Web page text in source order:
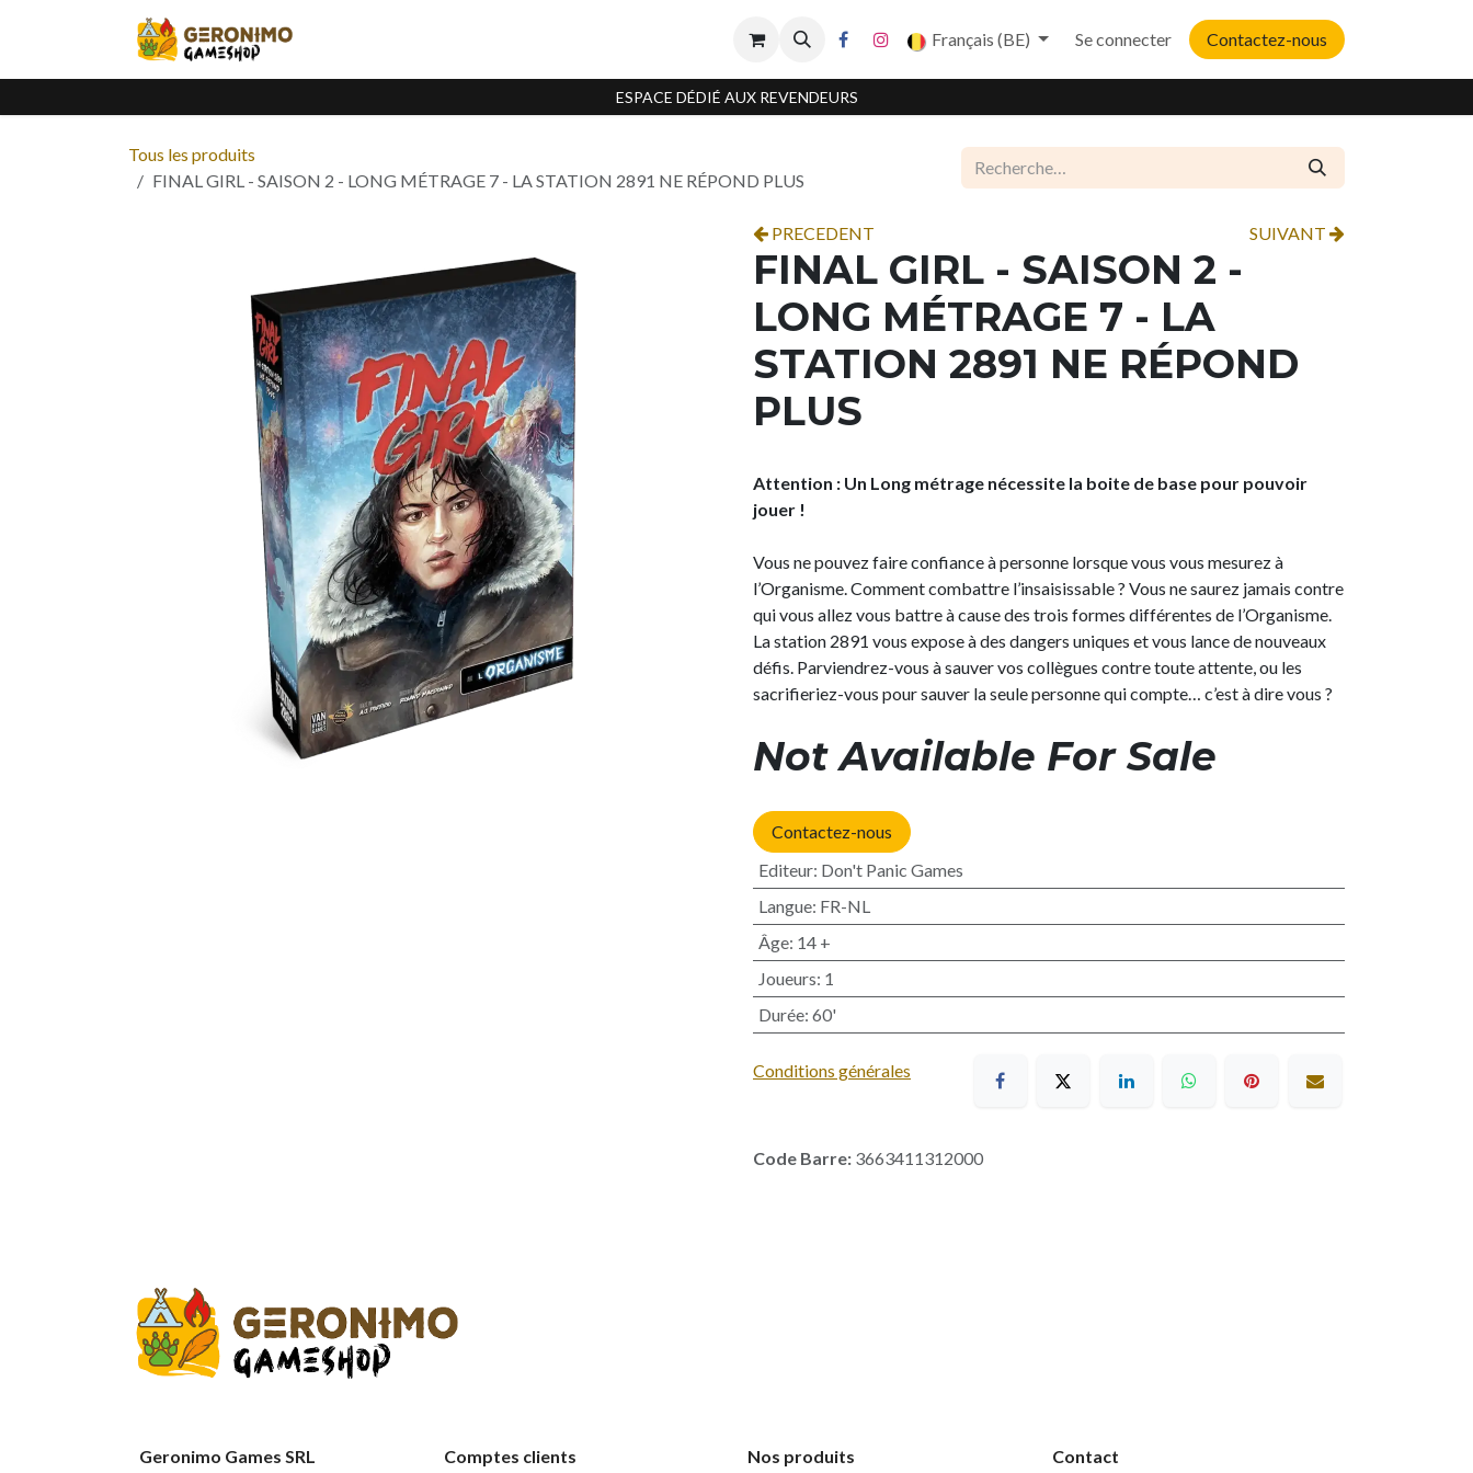
Français (BE) Se connecter Contactez-nous
ESPACE DÉDIÉ AUX REVENDEURS
Tous les produits
FINAL GIRL - SAISON 2 - LONG MÉTRAGE 7 - LA STATION 2891 NE RÉPOND PLUS
PRECEDENT SUIVANT
FINAL GIRL - SAISON 2 -
LONG MÉTRAGE 7 - LA
STATION 2891 NE RÉPOND
PLUS
Attention : Un Long métrage nécessite la boite de base pour pouvoir
jouer !
Vous ne pouvez faire confiance à personne lorsque vous vous mesurez à
l’Organisme. Comment combattre l’insaisissable ? Vous ne saurez jamais contre
qui vous allez vous battre à cause des trois formes différentes de l’Organisme.
La station 2891 vous expose à des dangers uniques et vous lance de nouveaux
défis. Parviendrez-vous à sauver vos collègues contre toute attente, ou les
sacrifieriez-vous pour sauver la seule personne qui compte… c’est à dire vous ?
Not Available For Sale
Contactez-nous
Editeur: Don't Panic Games
Langue: FR-NL
Âge: 14 +
Joueurs: 1
Durée: 60'
Conditions générales
Code Barre: 3663411312000
Comptes clients Nos produits Contact
Geronimo Games SRL